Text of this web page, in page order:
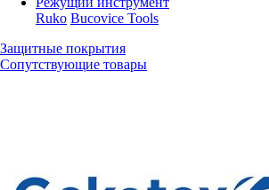
Ruko Bucovice Tools
Защитные покрытия
Сопутствующие товары